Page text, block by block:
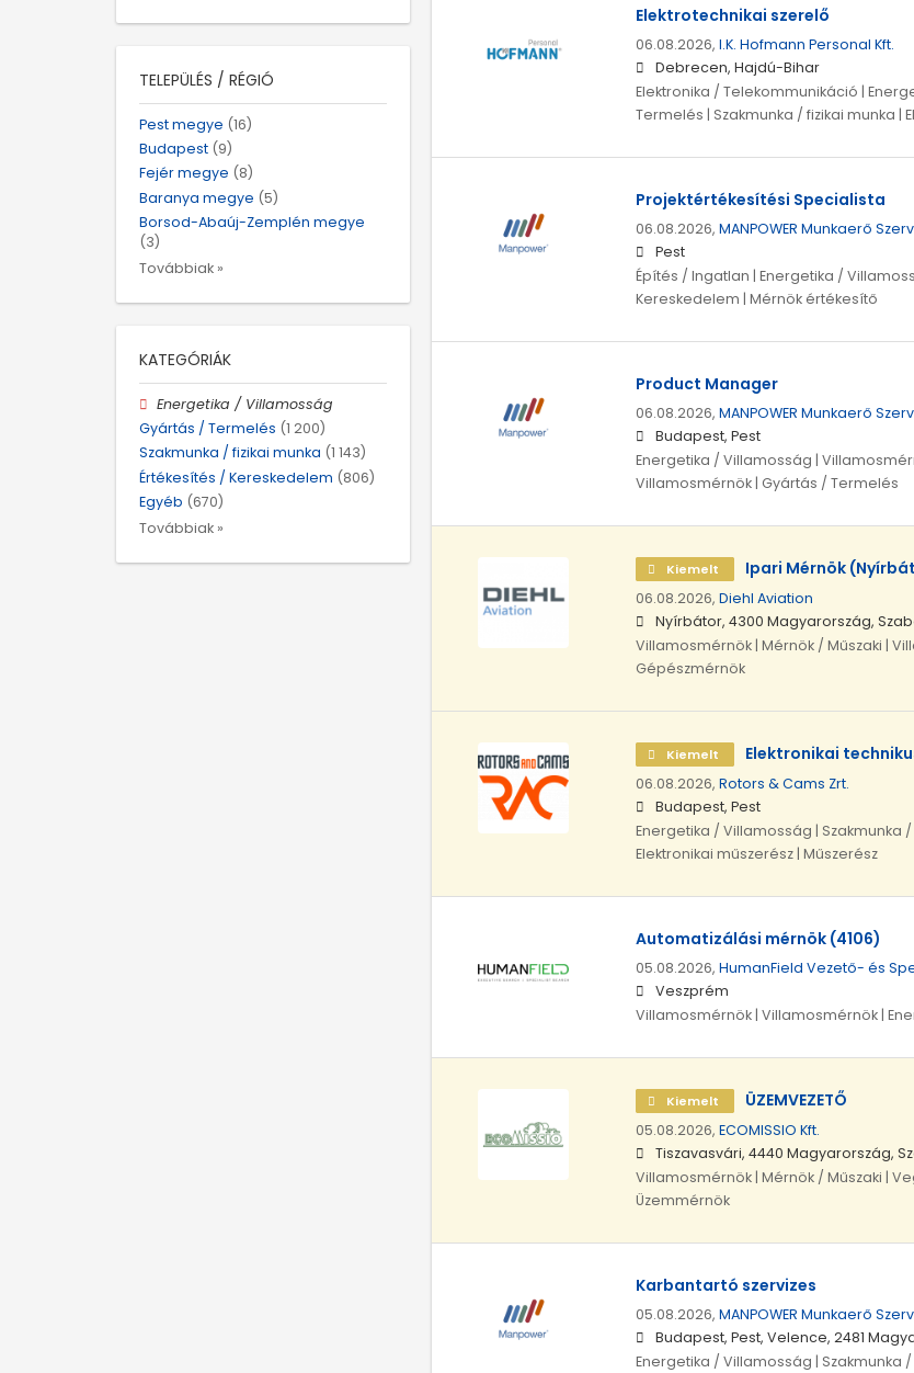
Elektrotechnikai szerelő
06.08.2026, I.K. Hofmann Personal Kft.
Debrecen, Hajdú-Bihar
Elektronika / Telekommunikáció |
Termelés | Szakmunka / fizikai munka |
Projektértékesítési Specialista
06.08.2026, MANPOWER Munkaerő
Pest
Építés / Ingatlan | Energetika /
Kereskedelem | Mérnök értékesítő
Product Manager
06.08.2026, MANPOWER Munkaerő
Budapest, Pest
Energetika / Villamosság |
Villamosmérnök | Gyártás / Termelés
Kiemelt Ipari Mérnök
06.08.2026, Diehl Aviation
Nyírbátor, 4300 Magyarország,
Villamosmérnök | Mérnök / Műszaki |
Gépészmérnök
Kiemelt Elektronikai
06.08.2026, Rotors & Cams Zrt.
Budapest, Pest
Energetika / Villamosság | Szakmunka
Elektronikai műszerész | Műszerész
Automatizálási mérnök (4106)
05.08.2026, HumanField Vezető- és
Veszprém
Villamosmérnök | Villamosmérnök |
Kiemelt ÜZEMVEZETŐ
05.08.2026, ECOMISSIO Kft.
Tiszavasvári, 4440 Magyarország,
Villamosmérnök | Mérnök / Műszaki |
Üzemmérnök
Karbantartó szervizes
05.08.2026, MANPOWER Munkaerő
Budapest, Pest, Velence, 2481
Energetika / Villamosság | Szakmunka
TELEPÜLÉS / RÉGIÓ
Pest megye (16)
Budapest (9)
Fejér megye (8)
Baranya megye (5)
Borsod-Abaúj-Zemplén megye
(3)
Továbbiak »
KATEGÓRIÁK
Energetika / Villamosság
Gyártás / Termelés (1 200)
Szakmunka / fizikai munka (1 143)
Értékesítés / Kereskedelem (806)
Egyéb (670)
Továbbiak »